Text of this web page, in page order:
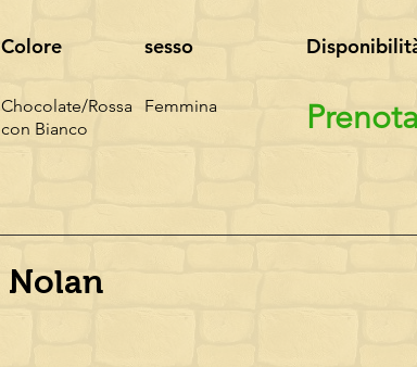
Colore sesso
Chocolate/Rossa
con Bianco
Femmina
Nolan